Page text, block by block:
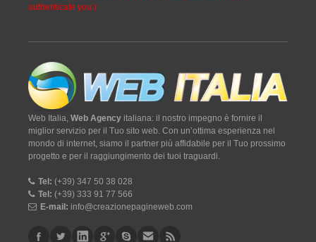
authenticate you.)
Web Italia, Web Agency italiana: il nostro impegno è fornire il
miglior servizio per il Tuo sito web. Con un’ottima esperienza nel
mondo di internet, siamo il partner più affidabile per il Tuo prossimo
progetto e per il raggiungimento dei tuoi traguardi.
Tel: (+39) 347 50 38 028
Tel: (+39) 333 91 77 566
E-mail: info@creazionepagineweb.com